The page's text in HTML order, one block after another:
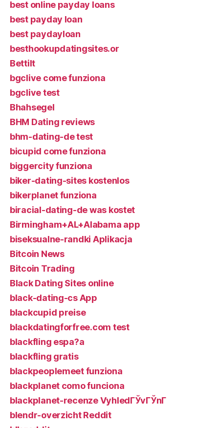
best online payday loans
best payday loan
best paydayloan
besthookupdatingsites.or
Bettilt
bgclive come funziona
bgclive test
Bhahsegel
BHM Dating reviews
bhm-dating-de test
bicupid come funziona
biggercity funziona
biker-dating-sites kostenlos
bikerplanet funziona
biracial-dating-de was kostet
Birmingham+AL+Alabama app
biseksualne-randki Aplikacja
Bitcoin News
Bitcoin Trading
Black Dating Sites online
black-dating-cs App
blackcupid preise
blackdatingforfree.com test
blackfling espa?a
blackfling gratis
blackpeoplemeet funziona
blackplanet como funciona
blackplanet-recenze VyhledГЎvГЎnГ­
blendr-overzicht Reddit